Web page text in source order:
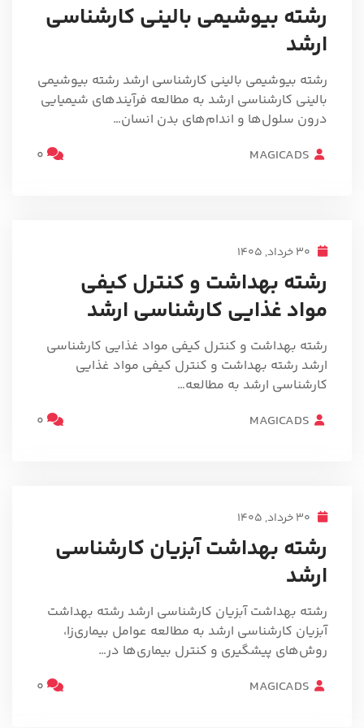
رشته بیوشیمی بالینی کارشناسی
ارشد
رشته بیوشیمی بالینی کارشناسی ارشد رشته بیوشیمی
بالینی کارشناسی ارشد به مطالعه فرآیندهای شیمیایی
درون سلول‌ها و اندام‌های بدن انسان…
MAGICADS
رشته بهداشت و کنترل کیفی
مواد غذایی کارشناسی ارشد
رشته بهداشت و کنترل کیفی مواد غذایی کارشناسی
ارشد رشته بهداشت و کنترل کیفی مواد غذایی
کارشناسی ارشد به مطالعه…
MAGICADS
رشته بهداشت آبزیان کارشناسی
ارشد
رشته بهداشت آبزیان کارشناسی ارشد رشته بهداشت
آبزیان کارشناسی ارشد به مطالعه عوامل بیماری‌زا،
روش‌های پیشگیری و کنترل بیماری‌ها در…
MAGICADS